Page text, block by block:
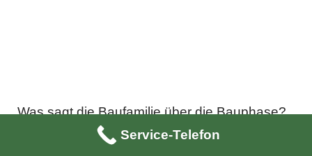
Was sagt die Baufamilie über die Bauphase?
s hat wunderbar funktioniert. Die Idee war ja
Service-Telefon